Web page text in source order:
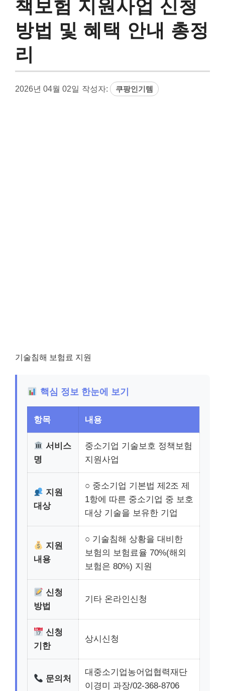
책보험 지원사업 신청
방법 및 혜택 안내 총정
리
2026년 04월 02일 작성자: 쿠팡인기템
기술침해 보험료 지원
핵심 정보 한눈에 보기
항목 내용
서비스
명
중소기업 기술보호 정책보험
지원사업
지원
대상
○ 중소기업 기본법 제2조 제
1항에 따른 중소기업 중 보호
대상 기술을 보유한 기업
지원
내용
○ 기술침해 상황을 대비한
보험의 보험료율 70%(해외
보험은 80%) 지원
신청
방법
기타 온라인신청
신청
기한
상시신청
문의처
대중소기업농어업협력재단
이경미 과장/02-368-8706